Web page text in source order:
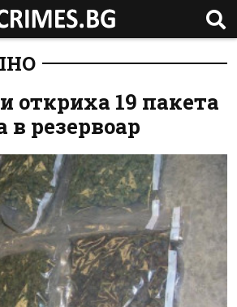
откриха 19 пакета
резервоар